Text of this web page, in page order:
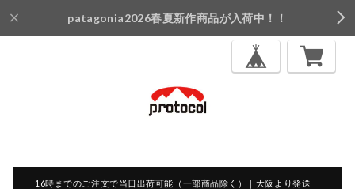
patagonia2026春夏新作商品が入荷中！！
16時までのご注文で当日出荷可能（一部商品除く）｜大阪より発送｜